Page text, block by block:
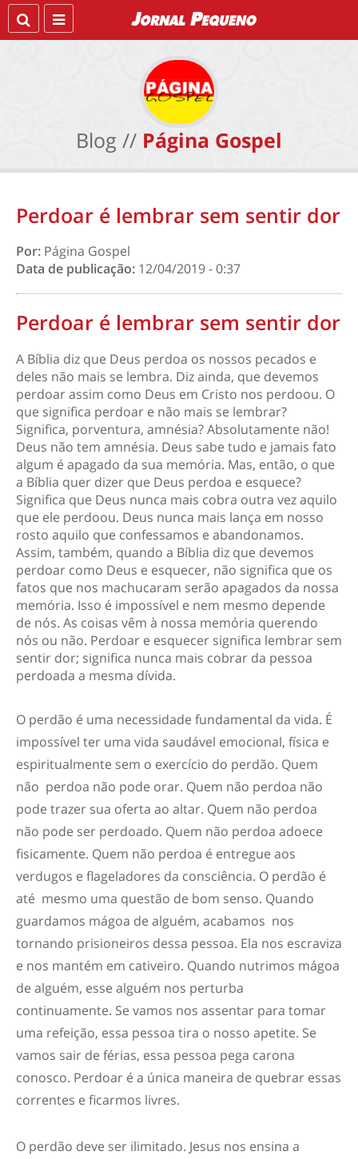
Blog // Página Gospel
Perdoar é lembrar sem sentir dor
Por: Página Gospel
Data de publicação: 12/04/2019 - 0:37
Perdoar é lembrar sem sentir dor
A Bíblia diz que Deus perdoa os nossos pecados e
deles não mais se lembra. Diz ainda, que devemos
perdoar assim como Deus em Cristo nos perdoou. O
que significa perdoar e não mais se lembrar?
Significa, porventura, amnésia? Absolutamente não!
Deus não tem amnésia. Deus sabe tudo e jamais fato
algum é apagado da sua memória. Mas, então, o que
a Bíblia quer dizer que Deus perdoa e esquece?
Significa que Deus nunca mais cobra outra vez aquilo
que ele perdoou. Deus nunca mais lança em nosso
rosto aquilo que confessamos e abandonamos.
Assim, também, quando a Bíblia diz que devemos
perdoar como Deus e esquecer, não significa que os
fatos que nos machucaram serão apagados da nossa
memória. Isso é impossível e nem mesmo depende
de nós. As coisas vêm à nossa memória querendo
nós ou não. Perdoar e esquecer significa lembrar sem
sentir dor; significa nunca mais cobrar da pessoa
perdoada a mesma dívida.
O perdão é uma necessidade fundamental da vida. É
impossível ter uma vida saudável emocional, física e
espiritualmente sem o exercício do perdão. Quem
não perdoa não pode orar. Quem não perdoa não
pode trazer sua oferta ao altar. Quem não perdoa
não pode ser perdoado. Quem não perdoa adoece
fisicamente. Quem não perdoa é entregue aos
verdugos e flageladores da consciência. O perdão é
até mesmo uma questão de bom senso. Quando
guardamos mágoa de alguém, acabamos nos
tornando prisioneiros dessa pessoa. Ela nos escraviza
e nos mantém em cativeiro. Quando nutrimos mágoa
de alguém, esse alguém nos perturba
continuamente. Se vamos nos assentar para tomar
uma refeição, essa pessoa tira o nosso apetite. Se
vamos sair de férias, essa pessoa pega carona
conosco. Perdoar é a única maneira de quebrar essas
correntes e ficarmos livres.
O perdão deve ser ilimitado. Jesus nos ensina a